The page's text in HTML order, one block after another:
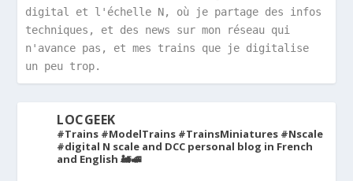
digital et l'échelle N, où je partage des infos
techniques, et des news sur mon réseau qui
n'avance pas, et mes trains que je digitalise
un peu trop.
LOCGEEK
#Trains #ModelTrains #TrainsMiniatures #Nscale
#digital N scale and DCC personal blog in French
and English 🚂🚅